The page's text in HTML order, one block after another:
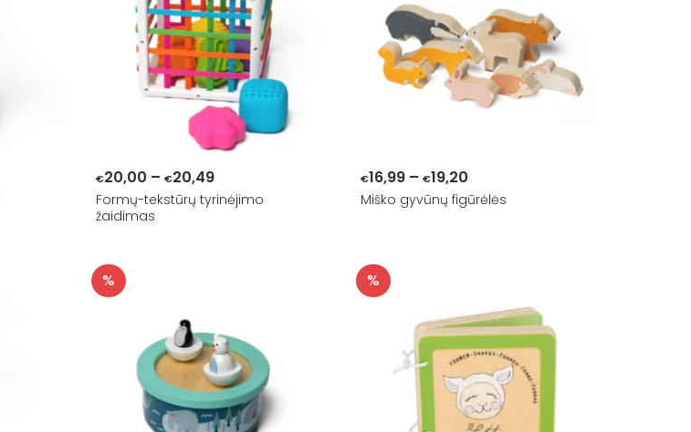
€20,00 – €20,49Price
range:
Formų-tekstūrų tyrinėjimo
žaidimas
€16,99 – €19,20
range:
Miško gyvūnų figūrėlės
% %